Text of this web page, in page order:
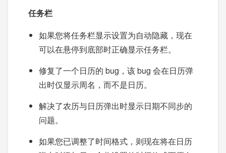
任务栏
如果您将任务栏显示设置为自动隐藏，现在
可以在悬停到底部时正确显示任务栏。
修复了一个日历的 bug，该 bug 会在日历弹
出时仅显示周名，而不是日历。
解决了农历与日历弹出时显示日期不同步的
问题。
如果您已调整了时间格式，则现在将在日历